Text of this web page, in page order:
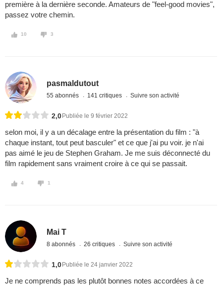
première à la dernière seconde. Amateurs de "feel-good movies",
passez votre chemin.
10 3
pasmaldutout
55 abonnés 141 critiques Suivre son activité
2,0 Publiée le 9 février 2022
selon moi, il y a un décalage entre la présentation du film : "à
chaque instant, tout peut basculer" et ce que j'ai pu voir. je n'ai
pas aimé le jeu de Stephen Graham. Je me suis déconnecté du
film rapidement sans vraiment croire à ce qui se passait.
4 1
Mai T
8 abonnés 26 critiques Suivre son activité
1,0 Publiée le 24 janvier 2022
Je ne comprends pas les plutôt bonnes notes accordées à ce